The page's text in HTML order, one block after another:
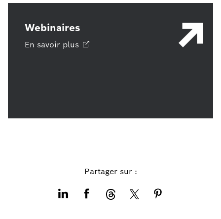
Webinaires
En savoir plus
Partager sur :